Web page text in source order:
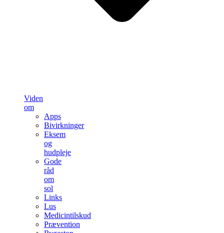
Viden
om
Apps
Bivirkninger
Eksem
og
hudpleje
Gode
råd
om
sol
Links
Lus
Medicintilskud
Prævention